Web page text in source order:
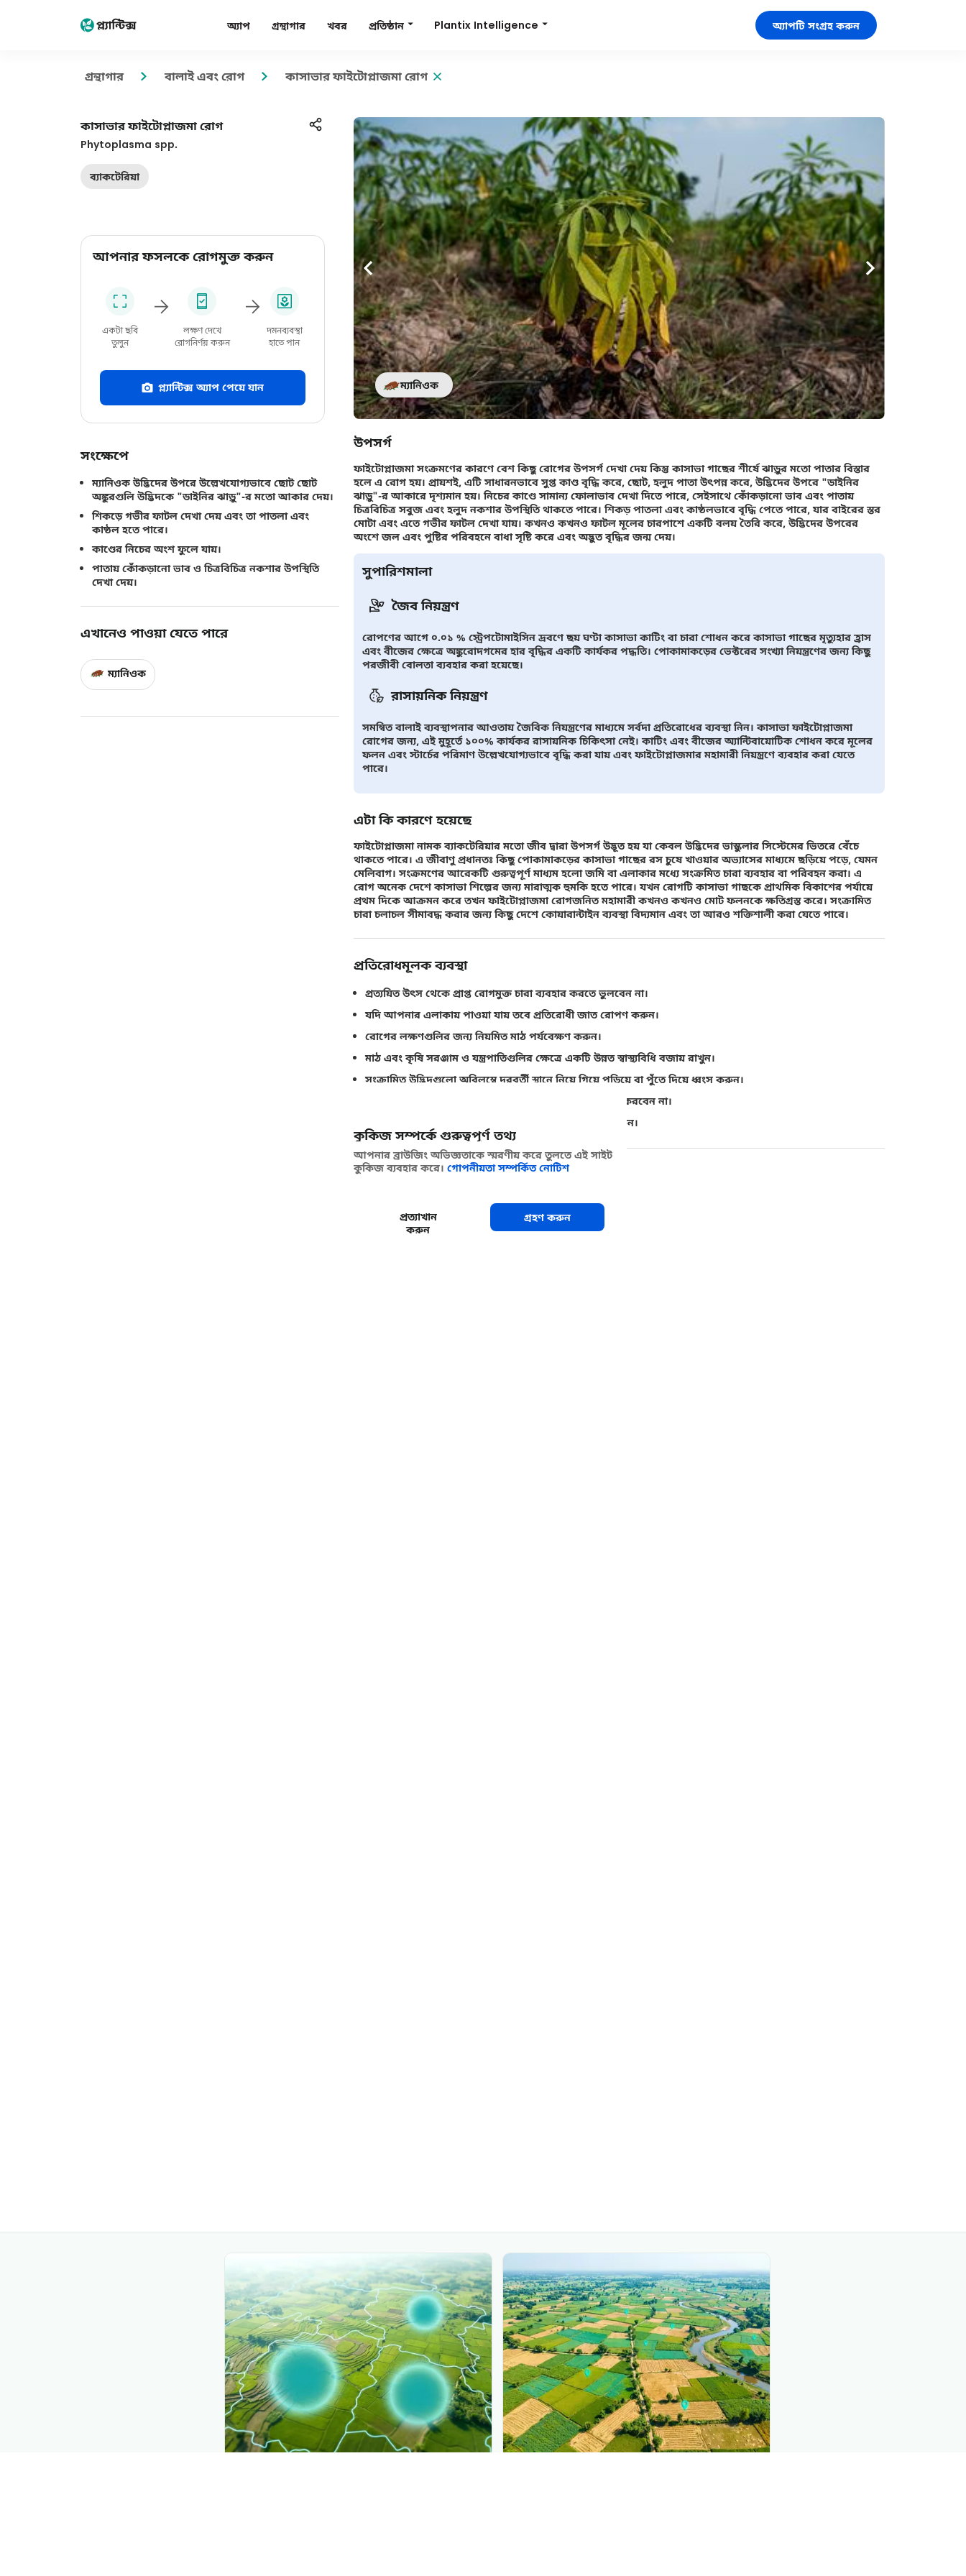
অ্যাপ গ্রন্থাগার খবর প্রতিষ্ঠান Plantix Intelligence অ্যাপটি সংগ্রহ করুন
গ্রন্থাগার বালাই এবং রোগ কাসাভার ফাইটোপ্লাজমা রোগ
কাসাভার ফাইটোপ্লাজমা রোগ
Phytoplasma spp.
ব্যাকটেরিয়া
আপনার ফসলকে রোগমুক্ত করুন
একটা ছবি
তুলুন
লক্ষণ দেখে
রোগনির্ণয় করুন
দমনব্যবস্থা
হাতে পান
প্ল্যান্টিক্স অ্যাপ পেয়ে যান
সংক্ষেপে
ম্যানিওক উদ্ভিদের উপরে উল্লেখযোগ্যভাবে ছোট ছোট
অঙ্কুরগুলি উদ্ভিদকে "ডাইনির ঝাড়ু"-র মতো আকার দেয়।
শিকড়ে গভীর ফাটল দেখা দেয় এবং তা পাতলা এবং
কাষ্ঠল হতে পারে।
কাণ্ডের নিচের অংশ ফুলে যায়।
পাতায় কোঁকড়ানো ভাব ও চিত্রবিচিত্র নকশার উপস্থিতি
দেখা দেয়।
এখানেও পাওয়া যেতে পারে
ম্যানিওক
ম্যানিওক
উপসর্গ
ফাইটোপ্লাজমা সংক্রমণের কারণে বেশ কিছু রোগের উপসর্গ দেখা দেয় কিন্তু কাসাভা গাছের শীর্ষে ঝাড়ুর মতো পাতার বিস্তার
হলে এ রোগ হয়। প্রায়শই, এটি সাধারনভাবে সুপ্ত কাণ্ড বৃদ্ধি করে, ছোট, হলুদ পাতা উৎপন্ন করে, উদ্ভিদের উপরে "ডাইনির
ঝাড়ু"-র আকারে দৃশ্যমান হয়। নিচের কাণ্ডে সামান্য ফোলাভাব দেখা দিতে পারে, সেইসাথে কোঁকড়ানো ভাব এবং পাতায়
চিত্রবিচিত্র সবুজ এবং হলুদ নকশার উপস্থিতি থাকতে পারে। শিকড় পাতলা এবং কাষ্ঠলভাবে বৃদ্ধি পেতে পারে, যার বাইরের স্তর
মোটা এবং এতে গভীর ফাটল দেখা যায়। কখনও কখনও ফাটল মূলের চারপাশে একটি বলয় তৈরি করে, উদ্ভিদের উপরের
অংশে জল এবং পুষ্টির পরিবহনে বাধা সৃষ্টি করে এবং অদ্ভুত বৃদ্ধির জন্ম দেয়।
সুপারিশমালা
জৈব নিয়ন্ত্রণ
রোপণের আগে ০.০১ % স্ট্রেপটোমাইসিন দ্রবণে ছয় ঘণ্টা কাসাভা কাটিং বা চারা শোধন করে কাসাভা গাছের মৃত্যুহার হ্রাস
এবং বীজের ক্ষেত্রে অঙ্কুরোদগমের হার বৃদ্ধির একটি কার্যকর পদ্ধতি। পোকামাকড়ের ভেক্টরের সংখ্যা নিয়ন্ত্রণের জন্য কিছু
পরজীবী বোলতা ব্যবহার করা হয়েছে।
রাসায়নিক নিয়ন্ত্রণ
সমন্বিত বালাই ব্যবস্থাপনার আওতায় জৈবিক নিয়ন্ত্রণের মাধ্যমে সর্বদা প্রতিরোধের ব্যবস্থা নিন। কাসাভা ফাইটোপ্লাজমা
রোগের জন্য, এই মুহূর্তে ১০০% কার্যকর রাসায়নিক চিকিৎসা নেই। কাটিং এবং বীজের অ্যান্টিবায়োটিক শোধন করে মূলের
ফলন এবং স্টার্চের পরিমাণ উল্লেখযোগ্যভাবে বৃদ্ধি করা যায় এবং ফাইটোপ্লাজমার মহামারী নিয়ন্ত্রণে ব্যবহার করা যেতে
পারে।
এটা কি কারণে হয়েছে
ফাইটোপ্লাজমা নামক ব্যাকটেরিয়ার মতো জীব দ্বারা উপসর্গ উদ্ভূত হয় যা কেবল উদ্ভিদের ভাস্কুলার সিস্টেমের ভিতরে বেঁচে
থাকতে পারে। এ জীবাণু প্রধানতঃ কিছু পোকামাকড়ের কাসাভা গাছের রস চুষে খাওয়ার অভ্যাসের মাধ্যমে ছড়িয়ে পড়ে, যেমন
মেলিবাগ। সংক্রমণের আরেকটি গুরুত্বপূর্ণ মাধ্যম হলো জমি বা এলাকার মধ্যে সংক্রমিত চারা ব্যবহার বা পরিবহন করা। এ
রোগ অনেক দেশে কাসাভা শিল্পের জন্য মারাত্মক হুমকি হতে পারে। যখন রোগটি কাসাভা গাছকে প্রাথমিক বিকাশের পর্যায়ে
প্রথম দিকে আক্রমন করে তখন ফাইটোপ্লাজমা রোগজনিত মহামারী কখনও কখনও মোট ফলনকে ক্ষতিগ্রস্ত করে। সংক্রামিত
চারা চলাচল সীমাবদ্ধ করার জন্য কিছু দেশে কোয়ারান্টাইন ব্যবস্থা বিদ্যমান এবং তা আরও শক্তিশালী করা যেতে পারে।
প্রতিরোধমূলক ব্যবস্থা
প্রত্যয়িত উৎস থেকে প্রাপ্ত রোগমুক্ত চারা ব্যবহার করতে ভুলবেন না।
যদি আপনার এলাকায় পাওয়া যায় তবে প্রতিরোধী জাত রোপণ করুন।
রোগের লক্ষণগুলির জন্য নিয়মিত মাঠ পর্যবেক্ষণ করুন।
মাঠ এবং কৃষি সরঞ্জাম ও যন্ত্রপাতিগুলির ক্ষেত্রে একটি উন্নত স্বাস্থ্যবিধি বজায় রাখুন।
সংক্রামিত উদ্ভিদগুলো অবিলম্বে দূরবর্তী স্থানে নিয়ে গিয়ে পুড়িয়ে বা পুঁতে দিয়ে ধ্বংস করুন।
সন্দেহজনক সংক্রামক উপাদান অন্য মাঠ বা খামারে পরিবহন করবেন না।
মাঠে লক্ষণ দেখা দিলে কোয়ারেন্টাইন কর্তৃপক্ষকে অবহিত করুন।
শেয়ার করুন
কুকিজ সম্পর্কে গুরুত্বপূর্ণ তথ্য
আপনার ব্রাউজিং অভিজ্ঞতাকে স্মরণীয় করে তুলতে এই সাইট
কুকিজ ব্যবহার করে। গোপনীয়তা সম্পর্কিত নোটিশ
প্রত্যাখান
করুন
গ্রহণ করুন